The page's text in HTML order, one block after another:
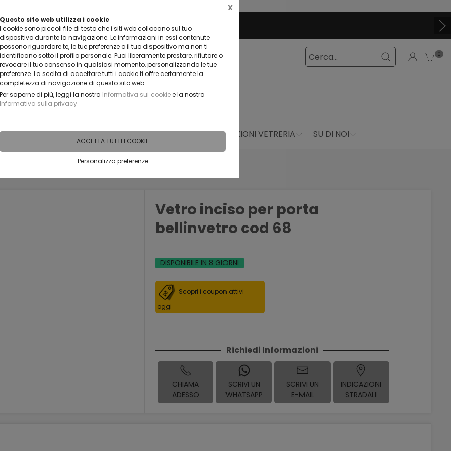
Questo sito web utilizza i cookie
I cookie sono piccoli file di testo che i siti web collocano sul tuo
dispositivo durante la navigazione. Le informazioni in essi contenute
possono riguardare te, le tue preferenze o il tuo dispositivo ma non ti
identificano sotto il profilo personale. Puoi liberamente prestare, rifiutare o
revocare il tuo consenso in qualsiasi momento, personalizzando le tue
preferenze. La scelta di accettare tutti i cookie ti offre certamente la
completezza di navigazione di questo sito web.
Per saperne di più, leggi la nostra Informativa sui cookiee la nostra
Informativa sulla privacy
ACCETTA TUTTI I COOKIE
Personalizza preferenze
X
VUOI DIVENTARE UN NOSTRO RIVENDITORE?
CONTATTACI
0
IDEE PERSONALIZZABILI RECENSIONI HORECA PRODUZIONI VETRERIA SU DI NOI
Vetro inciso per porta
bellinvetro cod 68
DISPONIBILE IN 8 GIORNI
Scopri i coupon attivi
oggi
Richiedi Informazioni
CHIAMA
ADESSO
SCRIVI UN
WHATSAPP
SCRIVI UN
E-MAIL
INDICAZIONI
STRADALI